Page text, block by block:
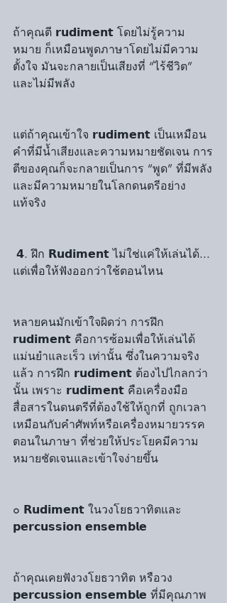
ถ้าคุณตี 𝗿𝘂𝗱𝗶𝗺𝗲𝗻𝘁 โดยไม่รู้ความ
หมาย ก็เหมือนพูดภาษาโดยไม่มีความ
ตั้งใจ มันจะกลายเป็นเสียงที่ “ไร้ชีวิต”
และไม่มีพลัง
แต่ถ้าคุณเข้าใจ 𝗿𝘂𝗱𝗶𝗺𝗲𝗻𝘁 เป็นเหมือน
คำที่มีน้ำเสียงและความหมายชัดเจน การ
ตีของคุณก็จะกลายเป็นการ “พูด” ที่มีพลัง
และมีความหมายในโลกดนตรีอย่าง
แท้จริง
𝟰. ฝึก 𝗥𝘂𝗱𝗶𝗺𝗲𝗻𝘁 ไม่ใช่แค่ให้เล่นได้...
แต่เพื่อให้ฟังออกว่าใช้ตอนไหน
หลายคนมักเข้าใจผิดว่า การฝึก
𝗿𝘂𝗱𝗶𝗺𝗲𝗻𝘁 คือการซ้อมเพื่อให้เล่นได้
แม่นยำและเร็ว เท่านั้น ซึ่งในความจริง
แล้ว การฝึก 𝗿𝘂𝗱𝗶𝗺𝗲𝗻𝘁 ต้องไปไกลกว่า
นั้น เพราะ 𝗿𝘂𝗱𝗶𝗺𝗲𝗻𝘁 คือเครื่องมือ
สื่อสารในดนตรีที่ต้องใช้ให้ถูกที่ ถูกเวลา
เหมือนกับคำศัพท์หรือเครื่องหมายวรรค
ตอนในภาษา ที่ช่วยให้ประโยคมีความ
หมายชัดเจนและเข้าใจง่ายขึ้น
๐ 𝗥𝘂𝗱𝗶𝗺𝗲𝗻𝘁 ในวงโยธวาทิตและ
𝗽𝗲𝗿𝗰𝘂𝘀𝘀𝗶𝗼𝗻 𝗲𝗻𝘀𝗲𝗺𝗯𝗹𝗲
ถ้าคุณเคยฟังวงโยธวาทิต หรือวง
𝗽𝗲𝗿𝗰𝘂𝘀𝘀𝗶𝗼𝗻 𝗲𝗻𝘀𝗲𝗺𝗯𝗹𝗲 ที่มีคุณภาพ